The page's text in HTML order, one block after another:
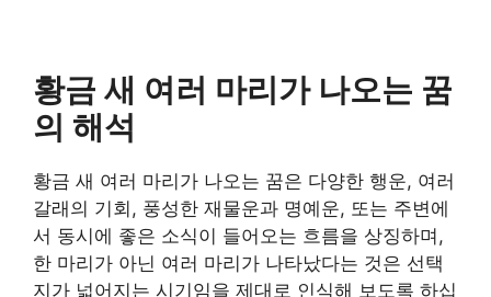
황금 새 여러 마리가 나오는 꿈
의 해석
황금 새 여러 마리가 나오는 꿈은 다양한 행운, 여러
갈래의 기회, 풍성한 재물운과 명예운, 또는 주변에
서 동시에 좋은 소식이 들어오는 흐름을 상징하며,
한 마리가 아닌 여러 마리가 나타났다는 것은 선택
지가 넓어지는 시기임을 제대로 인식해 보도록 하십